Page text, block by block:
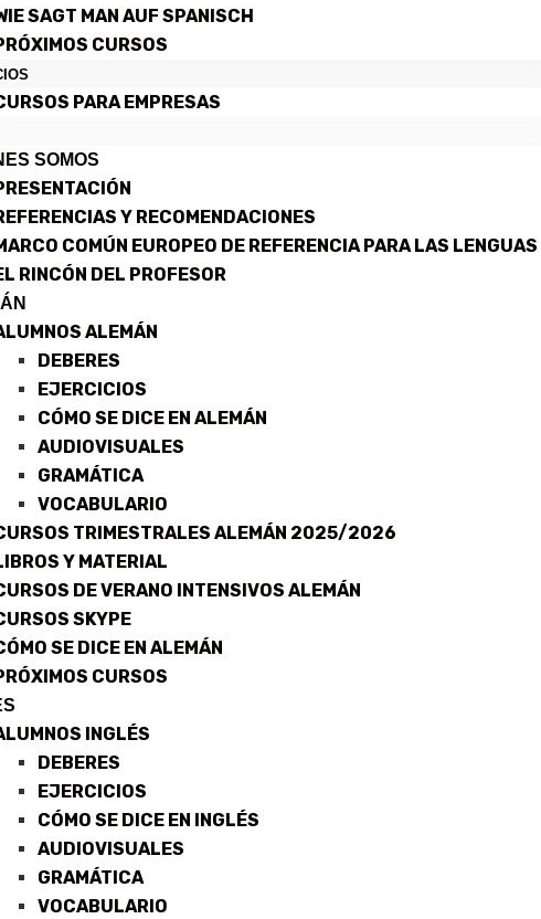
SAGT MAN AUF SPANISCH
CURSOS
PARA EMPRESAS
SOMOS
Y RECOMENDACIONES
COMÚN EUROPEO DE REFERENCIA PARA LAS LENGUAS
RINCÓN DEL PROFESOR
ALEMÁN
DEBERES
EJERCICIOS
CÓMO SE DICE EN ALEMÁN
AUDIOVISUALES
GRAMÁTICA
VOCABULARIO
TRIMESTRALES ALEMÁN 2025/2026
Y MATERIAL
DE VERANO INTENSIVOS ALEMÁN
SKYPE
SE DICE EN ALEMÁN
CURSOS
INGLÉS
DEBERES
EJERCICIOS
CÓMO SE DICE EN INGLÉS
AUDIOVISUALES
GRAMÁTICA
VOCABULARIO